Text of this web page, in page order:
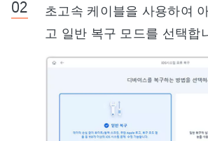
초고속 케이블을 사용하여
고 일반 복구 모드를 선택합